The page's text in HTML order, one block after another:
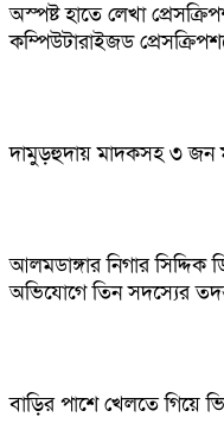
অস্পষ্ট হাতে লেখা
কম্পিউটারাইজড
দামুড়হুদায় মাদকসহ ৩ জন
আলমডাঙ্গার নিগার সিদ্দিক
অভিযোগে তিন সদস্যের
বাড়ির পাশে খেলতে গিয়ে